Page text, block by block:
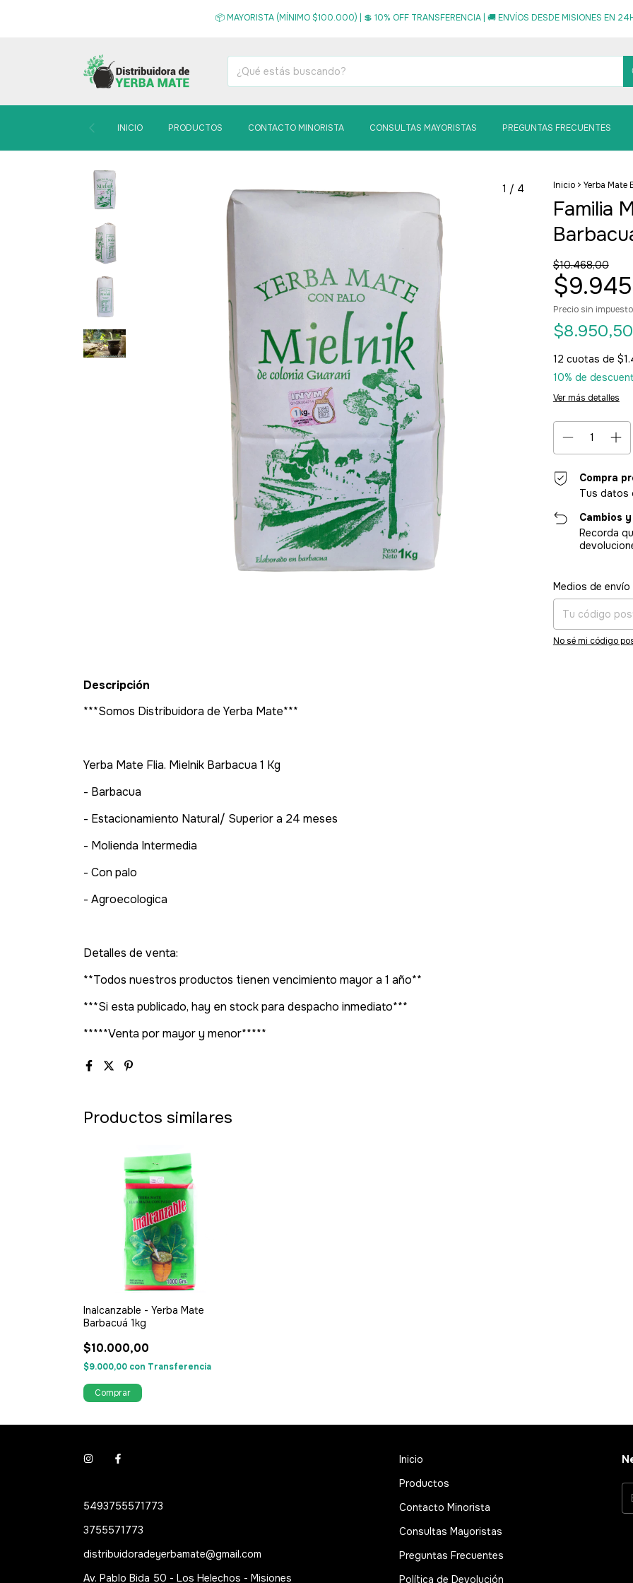
📦 MAYORISTA (MÍNIMO $100.000) | 💲 10% OFF TRANSFERENCIA | 🚚 ENVÍOS DESDE MISIONES EN
INICIO PRODUCTOS CONTACTO MINORISTA CONSULTAS MAYORISTAS PREGUNTAS FRECUENTES
1 / 4 Inicio > Yerba Mate
Familia
$10.468,00
Precio sin
12 cuotas de
10% de
Ver más detalles
Compra
Tus datos
Cambios
Recorda
Entregas para el
Medios de envío
No sé mi código
Descripción
***Somos Distribuidora de Yerba Mate***
Yerba Mate Flia. Mielnik Barbacua 1 Kg
- Barbacua
- Estacionamiento Natural/ Superior a 24 meses
- Molienda Intermedia
- Con palo
- Agroecologica
Detalles de venta:
**Todos nuestros productos tienen vencimiento mayor a 1 año**
***Si esta publicado, hay en stock para despacho inmediato***
*****Venta por mayor y menor*****
Productos similares
Inalcanzable - Yerba Mate
Barbacuá 1kg
$10.000,00
$9.000,00 con Transferencia
5493755571773
3755571773
distribuidoradeyerbamate@gmail.com
Av. Pablo Bida 50 - Los Helechos - Misiones
Inicio
Productos
Contacto Minorista
Consultas Mayoristas
Preguntas Frecuentes
Política de Devolución